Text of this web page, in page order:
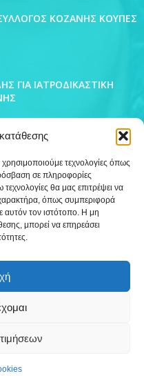
τεχνολογίες όπως
σε πληροφορίες
θα μας επιτρέψει να
όπως συμπεριφορά
αυτόν τον ιστότοπο. Η μη
μπορεί να επηρεάσει
ΚΟΖΑΝΗΣ ΚΟΥΠΕΣ
ΓΙΑ ΙΑΤΡΟΔΙΚΑΣΤΙΚΗ
12